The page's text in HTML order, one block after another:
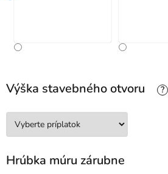
Výška stavebného otvoru ?
Hrúbka múru zárubne